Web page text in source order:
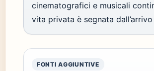
cinematografici e musicali
vita privata è segnata
FONTI AGGIUNTIVE